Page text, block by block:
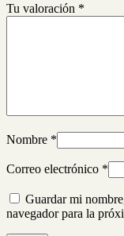
Tu valoración *
Nombre *
Correo electrónico *
Guardar mi
navegador para la